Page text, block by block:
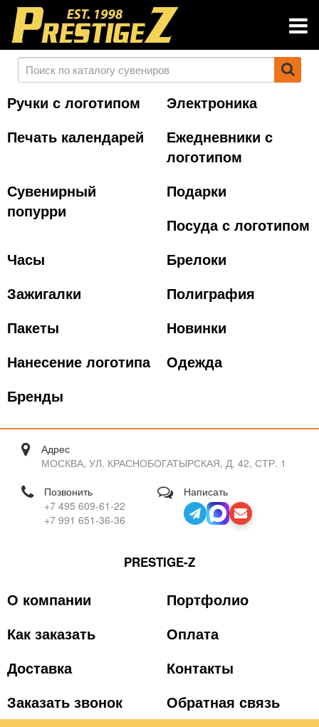
Ручки с логотипом
Электроника
Печать календарей
Ежедневники с
логотипом
Сувенирный
попурри
Подарки
Посуда с логотипом
Часы
Брелоки
Зажигалки
Полиграфия
Пакеты
Новинки
Нанесение логотипа
Одежда
Бренды
Адрес
МОСКВА, УЛ. КРАСНОБОГАТЫРСКАЯ, Д. 42, СТР. 1
Позвонить
+7 495 609-61-22
+7 991 651-36-36
Написать
PRESTIGE-Z
О компании
Портфолио
Как заказать
Оплата
Доставка
Контакты
Заказать звонок
Обратная связь